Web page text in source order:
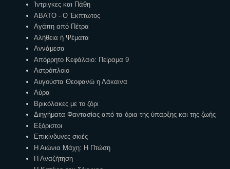
Ίντριγκες και Πάθη
ΑΒΑΤΟ - Ο Έκπτωτος
Αγάπη από Πέτρα
Αλήθεια ή Ψέματα
Αννάμεσα
Απόρρητο Κεφάλαιο: Πείραμα 9
Αστρόπλοιο
Αυγούστα Θεοφανώ η Λάκαινα
Αύρα
Βρικόλακες με το ζόρι
Διηγήματα Φαντασίας από τα όρια της ύπαρξης και της ζωής
Εξόριστοι
Επικίνδυνες σκιές
Η Αιώνια Μάχη: Η Πτώση
Η Αναζήτηση